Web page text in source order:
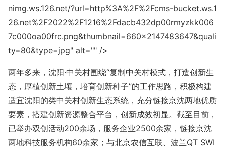
nimg.ws.126.net/?url=http%3A%2F%2Fcms-bucket.ws.1
26.net%2F2022%2F1216%2Fdacb432dp00rmyzkk006
7c000oa00frc.png&thumbnail=660x2147483647&quali
ty=80&type=jpg" alt="" />
两年多来，沈阳·中关村围绕“复制中关村模式，打造创新生
态，厚植创新土壤，培育创新种子”的工作思路，积极构建
适宜沈阳的类中关村创新生态系统，充分链接京沈两地优质
要素，搭建创新资源整合平台，创新成效初显。截至目前，
已举办双创活动200余场，服务企业2500余家，链接京沈
两地科技服务机构60余家；与北京农信互联、波兰QT SWI